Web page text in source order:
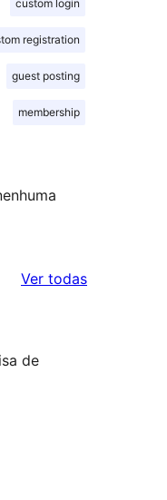
custom login
registration
guest posting
membership
Ver todasavaliações
de